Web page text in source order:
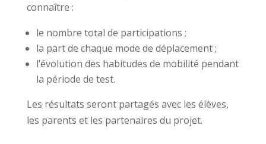
connaître :
le nombre total de participations ;
la part de chaque mode de déplacement ;
l’évolution des habitudes de mobilité pendant
la période de test.
Les résultats seront partagés avec les élèves,
les parents et les partenaires du projet.